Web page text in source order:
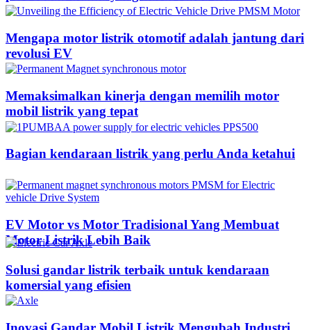
Mengapa motor listrik otomotif adalah jantung dari
revolusi EV
Memaksimalkan kinerja dengan memilih motor
mobil listrik yang tepat
Bagian kendaraan listrik yang perlu Anda ketahui
EV Motor vs Motor Tradisional Yang Membuat
Motor Listrik Lebih Baik
Solusi gandar listrik terbaik untuk kendaraan
komersial yang efisien